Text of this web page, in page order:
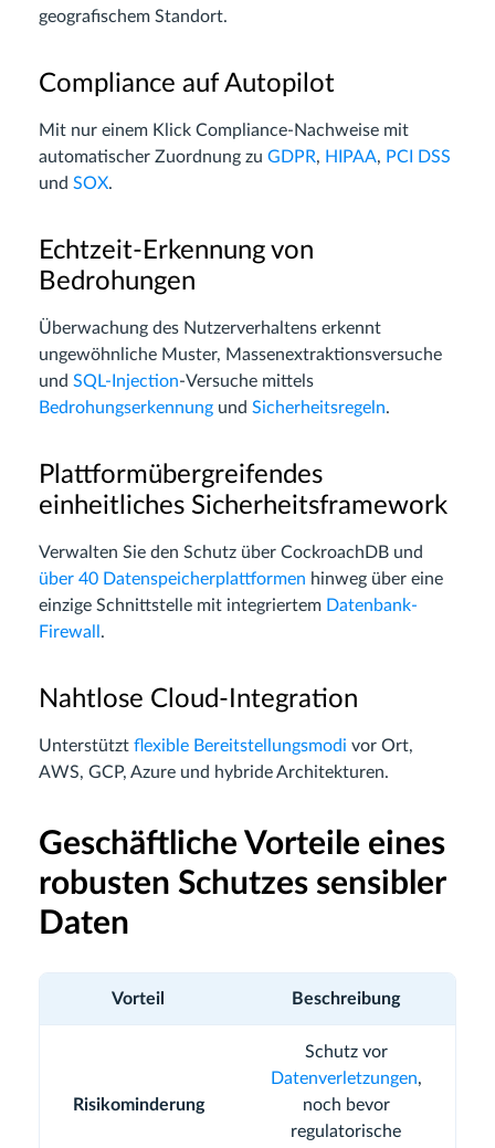
geografischem Standort.
Compliance auf Autopilot
Mit nur einem Klick Compliance-Nachweise mit
automatischer Zuordnung zu GDPR, HIPAA, PCI DSS
und SOX.
Echtzeit-Erkennung von
Bedrohungen
Überwachung des Nutzerverhaltens erkennt
ungewöhnliche Muster, Massenextraktionsversuche
und SQL-Injection-Versuche mittels
Bedrohungserkennung und Sicherheitsregeln.
Plattformübergreifendes
einheitliches Sicherheitsframework
Verwalten Sie den Schutz über CockroachDB und
über 40 Daten­speicherplattformen hinweg über eine
einzige Schnittstelle mit integriertem Datenbank-
Firewall.
Nahtlose Cloud-Integration
Unterstützt flexible Bereitstellungsmodi vor Ort,
AWS, GCP, Azure und hybride Architekturen.
Geschäftliche Vorteile eines
robusten Schutzes sensibler
Daten
Vorteil Beschreibung
Risikominderung
Schutz vor
Datenverletzungen,
noch bevor
regulatorische